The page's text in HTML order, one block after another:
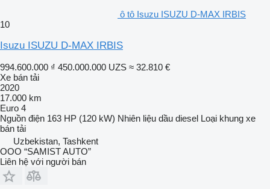
ô tô Isuzu ISUZU D-MAX IRBIS
10
Isuzu ISUZU D-MAX IRBIS
994.600.000 ₫ 450.000.000 UZS ≈ 32.810 €
Xe bán tải
2020
17.000 km
Euro 4
Nguồn điện 163 HP (120 kW) Nhiên liệu dầu diesel Loại khung xe
bán tải
Uzbekistan, Tashkent
OOO “SAMIST AUTO”
Liên hệ với người bán